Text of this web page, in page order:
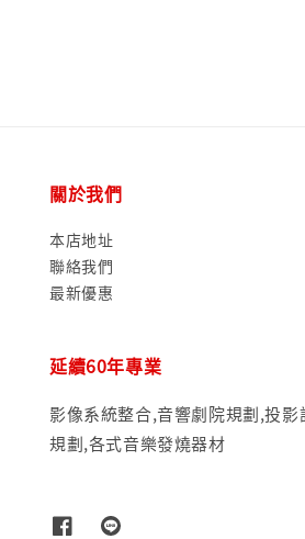
關於我們
本店地址
聯絡我們
最新優惠
延續60年專業
影像系統整合,音響劇院規劃,投
規劃,各式音樂發燒器材